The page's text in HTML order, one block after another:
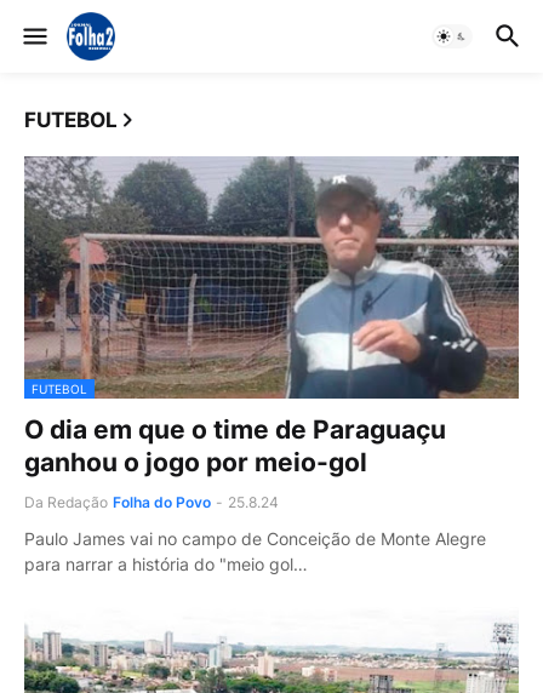
FUTEBOL
FUTEBOL
O dia em que o time de Paraguaçu
ganhou o jogo por meio-gol
Da Redação Folha do Povo - 25.8.24
Paulo James vai no campo de Conceição de Monte Alegre
para narrar a história do "meio gol…